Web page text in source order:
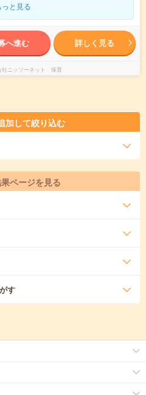
っと見る
へ進む 詳しく見る
社ニッソーネット 保育
加して絞り込む
ページを見る
す